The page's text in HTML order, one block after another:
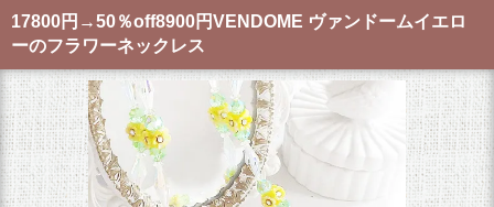
17800円→50％off8900円VENDOME ヴァンドームイエロ
ーのフラワーネックレス